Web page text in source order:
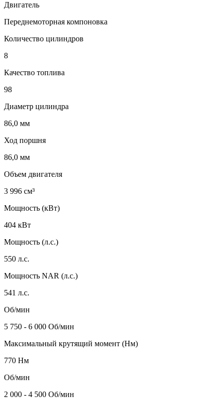
Двигатель
Переднемоторная компоновка
Количество цилиндров
8
Качество топлива
98
Диаметр цилиндра
86,0 мм
Ход поршня
86,0 мм
Объем двигателя
3 996 см³
Мощность (кВт)
404 кВт
Мощность (л.с.)
550 л.с.
Мощность NAR (л.с.)
541 л.с.
Об/мин
5 750 - 6 000 Об/мин
Максимальный крутящий момент (Нм)
770 Нм
Об/мин
2 000 - 4 500 Об/мин